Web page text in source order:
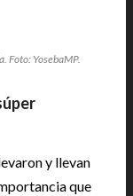
Foto: YosebaMP.
y llevan
que